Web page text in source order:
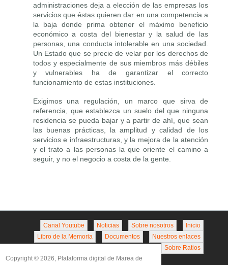
administraciones deja a elección de las empresas los
servicios que éstas quieren dar en una competencia a
la baja donde prima obtener el máximo beneficio
económico a costa del bienestar y la salud de las
personas, una conducta intolerable en una sociedad.
Un Estado que se precie de velar por los derechos de
todos y especialmente de sus miembros más débiles
y vulnerables ha de garantizar el correcto
funcionamiento de estas instituciones.
Exigimos una regulación, un marco que sirva de
referencia, que establezca un suelo del que ninguna
residencia se pueda bajar y a partir de ahí, que sean
las buenas prácticas, la amplitud y calidad de los
servicios e infraestructuras, y la mejora de la atención
y el trato a las personas la que oriente el camino a
seguir, y no el negocio a costa de la gente.
Inicio
Sobre nosotros
Noticias
Canal Youtube
Nuestros enlaces
Documentos
Libro de la Memoria
Sobre Ratios
Copyright © 2026, Plataforma digital de Marea de